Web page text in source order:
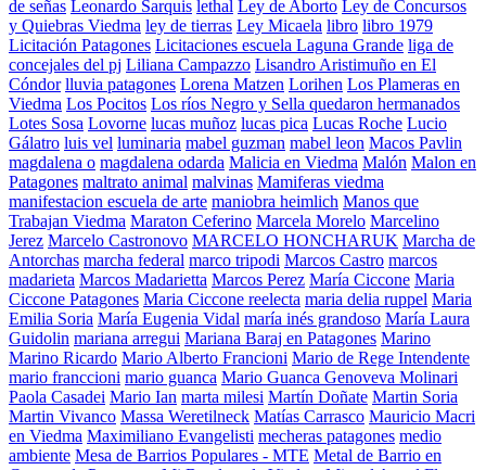
de señas Leonardo Sarquis lethal Ley de Aborto Ley de Concursos
y Quiebras Viedma ley de tierras Ley Micaela libro libro 1979
Licitación Patagones Licitaciones escuela Laguna Grande liga de
concejales del pj Liliana Campazzo Lisandro Aristimuño en El
Cóndor lluvia patagones Lorena Matzen Lorihen Los Plameras en
Viedma Los Pocitos Los ríos Negro y Sella quedaron hermanados
Lotes Sosa Lovorne lucas muñoz lucas pica Lucas Roche Lucio
Gálatro luis vel luminaria mabel guzman mabel leon Macos Pavlin
magdalena o magdalena odarda Malicia en Viedma Malón Malon en
Patagones maltrato animal malvinas Mamiferas viedma
manifestacion escuela de arte maniobra heimlich Manos que
Trabajan Viedma Maraton Ceferino Marcela Morelo Marcelino
Jerez Marcelo Castronovo MARCELO HONCHARUK Marcha de
Antorchas marcha federal marco tripodi Marcos Castro marcos
madarieta Marcos Madarietta Marcos Perez María Ciccone Maria
Ciccone Patagones Maria Ciccone reelecta maria delia ruppel Maria
Emilia Soria María Eugenia Vidal maría inés grandoso María Laura
Guidolin mariana arregui Mariana Baraj en Patagones Marino
Marino Ricardo Mario Alberto Francioni Mario de Rege Intendente
mario franccioni mario guanca Mario Guanca Genoveva Molinari
Paola Casadei Mario Ian marta milesi Martín Doñate Martin Soria
Martin Vivanco Massa Weretilneck Matías Carrasco Mauricio Macri
en Viedma Maximiliano Evangelisti mecheras patagones medio
ambiente Mesa de Barrios Populares - MTE Metal de Barrio en